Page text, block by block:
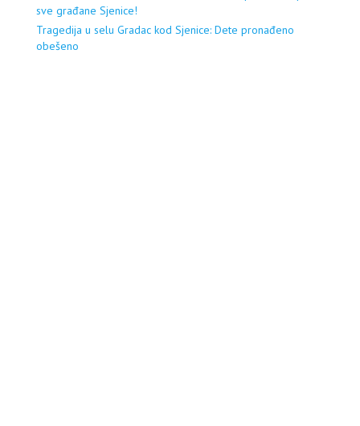
sve građane Sjenice!
Tragedija u selu Gradac kod Sjenice: Dete pronađeno
obešeno